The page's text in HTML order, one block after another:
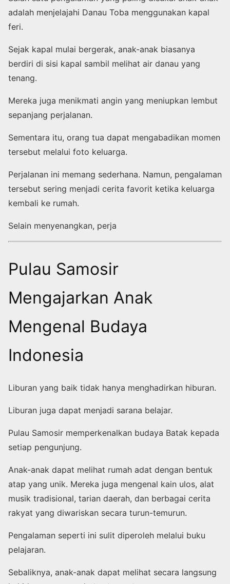
adalah menjelajahi Danau Toba menggunakan kapal
feri.
Sejak kapal mulai bergerak, anak-anak biasanya
berdiri di sisi kapal sambil melihat air danau yang
tenang.
Mereka juga menikmati angin yang meniupkan lembut
sepanjang perjalanan.
Sementara itu, orang tua dapat mengabadikan momen
tersebut melalui foto keluarga.
Perjalanan ini memang sederhana. Namun, pengalaman
tersebut sering menjadi cerita favorit ketika keluarga
kembali ke rumah.
Selain menyenangkan, perja
Pulau Samosir
Mengajarkan Anak
Mengenal Budaya
Indonesia
Liburan yang baik tidak hanya menghadirkan hiburan.
Liburan juga dapat menjadi sarana belajar.
Pulau Samosir memperkenalkan budaya Batak kepada
setiap pengunjung.
Anak-anak dapat melihat rumah adat dengan bentuk
atap yang unik. Mereka juga mengenal kain ulos, alat
musik tradisional, tarian daerah, dan berbagai cerita
rakyat yang diwariskan secara turun-temurun.
Pengalaman seperti ini sulit diperoleh melalui buku
pelajaran.
Sebaliknya, anak-anak dapat melihat secara langsung